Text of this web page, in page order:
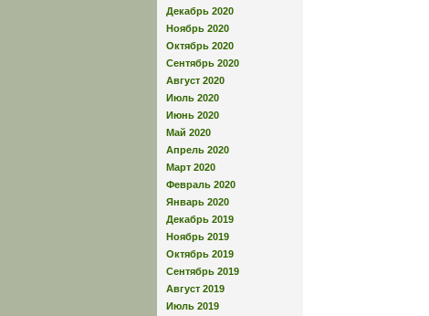
Декабрь 2020
Ноябрь 2020
Октябрь 2020
Сентябрь 2020
Август 2020
Июль 2020
Июнь 2020
Май 2020
Апрель 2020
Март 2020
Февраль 2020
Январь 2020
Декабрь 2019
Ноябрь 2019
Октябрь 2019
Сентябрь 2019
Август 2019
Июль 2019